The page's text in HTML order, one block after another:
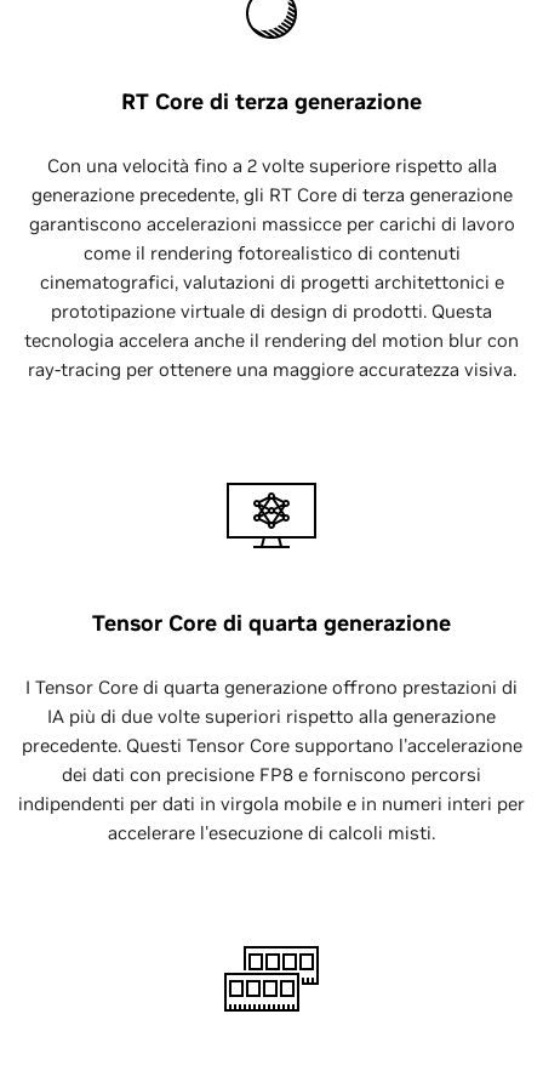
RT Core di terza generazione
Con una velocità fino a 2 volte superiore rispetto alla
generazione precedente, gli RT Core di terza generazione
garantiscono accelerazioni massicce per carichi di lavoro
come il rendering fotorealistico di contenuti
cinematografici, valutazioni di progetti architettonici e
prototipazione virtuale di design di prodotti. Questa
tecnologia accelera anche il rendering del motion blur con
ray-tracing per ottenere una maggiore accuratezza visiva.
Tensor Core di quarta generazione
I Tensor Core di quarta generazione offrono prestazioni di
IA più di due volte superiori rispetto alla generazione
precedente. Questi Tensor Core supportano l'accelerazione
dei dati con precisione FP8 e forniscono percorsi
indipendenti per dati in virgola mobile e in numeri interi per
accelerare l'esecuzione di calcoli misti.